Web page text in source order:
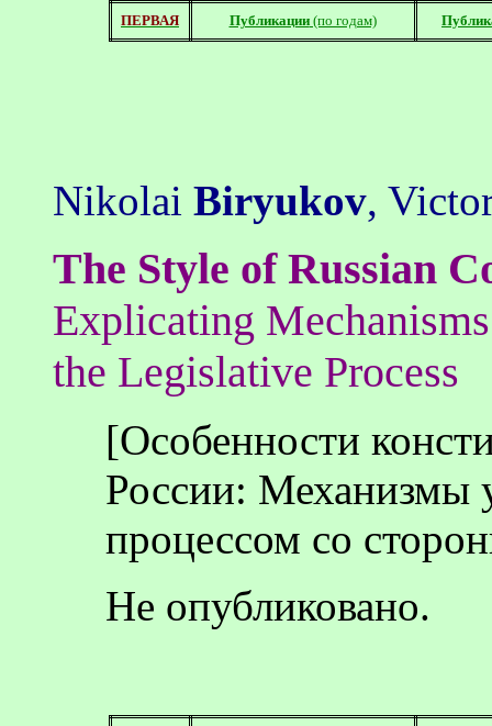
ПЕРВАЯ Публикации(по годам)
Nikolai Biryukov,
The Style of Russian
Explicating
the Legislative Process
[Особенности
России: Механизмы
процессом со
Не опубликовано.